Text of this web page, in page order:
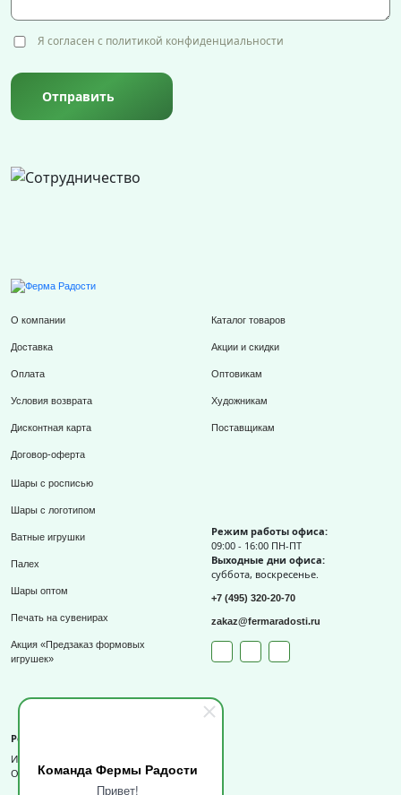
Команда Фермы Радости
Привет!
Я согласен с политикой конфиденциальности
Отправить
О компании
Доставка
Оплата
Условия возврата
Дисконтная карта
Договор-оферта
Каталог товаров
Акции и скидки
Оптовикам
Художникам
Поставщикам
Шары с росписью
Шары с логотипом
Ватные игрушки
Палех
Шары оптом
Печать на сувенирах
Акция «Предзаказ формовых
игрушек»
Режим работы офиса:
09:00 - 16:00 ПН-ПТ
Выходные дни офиса:
суббота, воскресенье.
+7 (495) 320-20-70
zakaz@fermaradosti.ru
Реквизиты
ИП Слизов Е.П.
ОГРНИП: 324508100709727,